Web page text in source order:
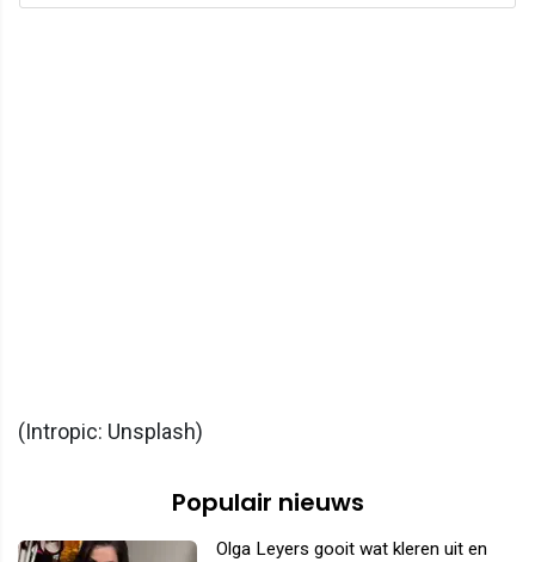
(Intropic: Unsplash)
Populair nieuws
Olga Leyers gooit wat kleren uit en